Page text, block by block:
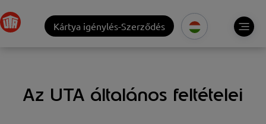
Kártya igénylés-Szerződés
Az UTA általános feltételei